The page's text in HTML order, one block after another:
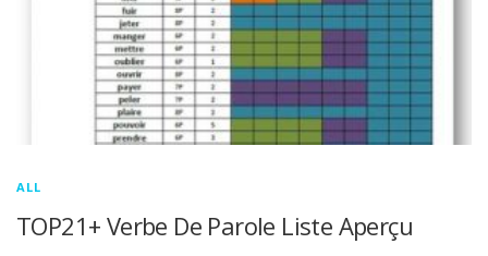
ALL
TOP21+ Verbe De Parole Liste Aperçu